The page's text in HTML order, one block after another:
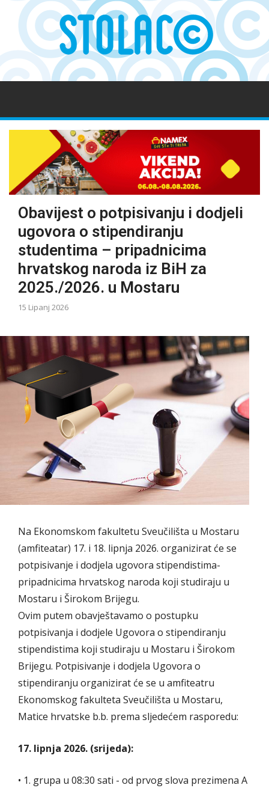
Obavijest o potpisivanju i dodjeli
ugovora o stipendiranju
studentima – pripadnicima
hrvatskog naroda iz BiH za
2025./2026. u Mostaru
15 Lipanj 2026
Na Ekonomskom fakultetu Sveučilišta u Mostaru
(amfiteatar) 17. i 18. lipnja 2026. organizirat će se
potpisivanje i dodjela ugovora stipendistima-
pripadnicima hrvatskog naroda koji studiraju u
Mostaru i Širokom Brijegu.
Ovim putem obavještavamo o postupku
potpisivanja i dodjele Ugovora o stipendiranju
stipendistima koji studiraju u Mostaru i Širokom
Brijegu. Potpisivanje i dodjela Ugovora o
stipendiranju organizirat će se u amfiteatru
Ekonomskog fakulteta Sveučilišta u Mostaru,
Matice hrvatske b.b. prema sljedećem rasporedu:
17. lipnja 2026. (srijeda):
• 1. grupa u 08:30 sati - od prvog slova prezimena A